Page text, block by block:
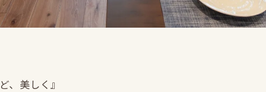
、美しく』